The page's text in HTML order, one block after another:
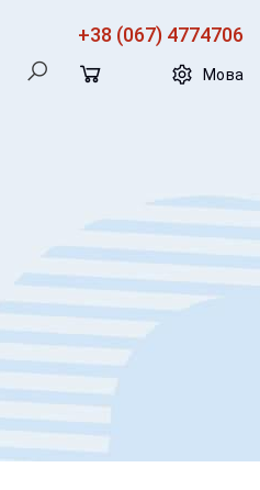
+38 (067) 4774706
Мова